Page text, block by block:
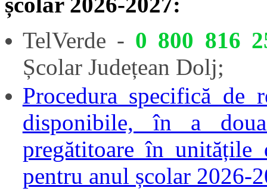
TelVerde - 0 800 816
Școlar Județean Dolj;
Procedura specifică de
disponibile, în a
pregătitoare în
pentru anul școlar 2026-